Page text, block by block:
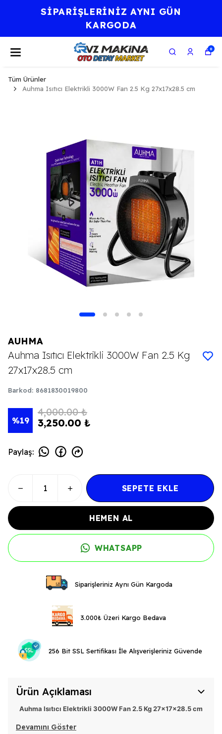
⭐KALİTE BİR AHLAK
FELSEFESİDİR.⭐
0
Tüm Ürünler
Auhma Isıtıcı Elektrikli 3000W Fan 2.5 Kg 27x17x28.5 cm
AUHMA
Auhma Isıtıcı Elektrikli 3000W Fan 2.5 Kg
27x17x28.5 cm
Barkod: 8681830019800
%19
4,000.00 ₺
3,250.00 ₺
Paylaş:
SEPETE EKLE
HEMEN AL
WHATSAPP
Siparişleriniz Aynı Gün Kargoda
3.000₺ Üzeri Kargo Bedava
256 Bit SSL Sertifikası İle Alışverişleriniz Güvende
Ürün Açıklaması
Auhma Isıtıcı Elektrikli 3000W Fan 2.5 Kg 27x17x28.5 cm
Devamını Göster